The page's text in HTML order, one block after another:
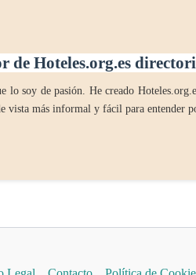
de Hoteles.org.es
lo soy de pasión. He creado
vista más informal y fácil para entender